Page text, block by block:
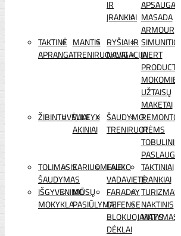
IR
ĮRANKIAI
APSAUGA
MASADA
ARMOUR
TAKTINĖ
APRANGA
MANTIS
TRENIRUOKLIAI
RYŠIAI IR
NAVIGACIJA
SIMUNITION
INERT
PRODUCTS
MOKOMIEJI
UŽTAISŲ
MAKETAI
ŽIBINTUVĖLIAI
WILEYX
AKINIAI
ŠAUDYMO
TRENIRUOTĖMS
REMONTO
IR
TOBULINIMO
PASLAUGOS
TOLIMASIS
ŠAUDYMAS
KARIUOMENEI
LAUKO
VADAVIETĖ
TAKTINIAI
ĮRANKIAI
IŠGYVENIMO
MOKYKLA
MŪSŲ
PASIŪLYMAI
FARADAY
DEFENSE
BLOKUOJANTYS
DĖKLAI
TURIZMAS
NAKTINIS
MATYMAS